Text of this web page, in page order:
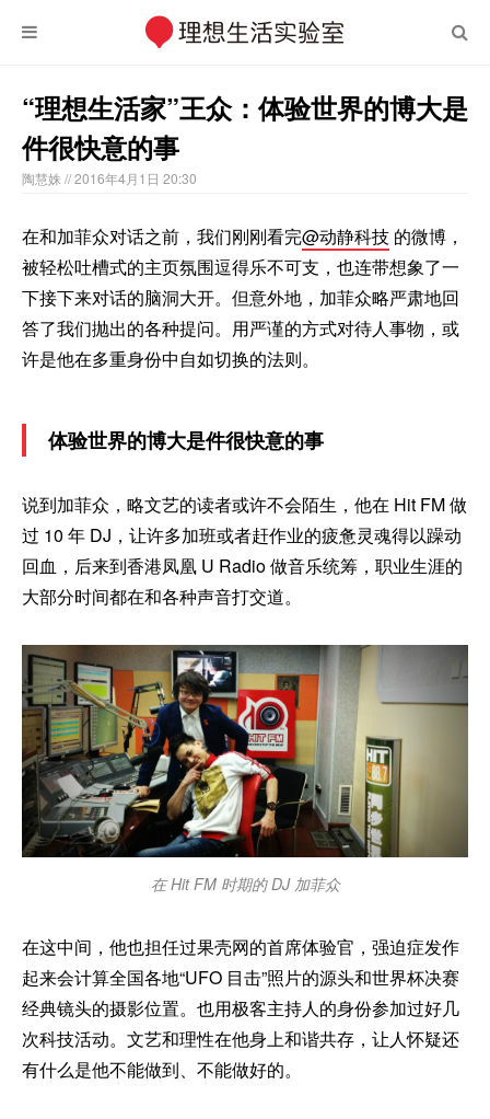
“理想生活家”王众：体验世界的博大是
件很快意的事
陶慧姝 // 2016年4月1日 20:30
在和加菲众对话之前，我们刚刚看完@动静科技 的微博，
被轻松吐槽式的主页氛围逗得乐不可支，也连带想象了一
下接下来对话的脑洞大开。但意外地，加菲众略严肃地回
答了我们抛出的各种提问。用严谨的方式对待人事物，或
许是他在多重身份中自如切换的法则。
体验世界的博大是件很快意的事
说到加菲众，略文艺的读者或许不会陌生，他在 Hit FM 做
过 10 年 DJ，让许多加班或者赶作业的疲惫灵魂得以躁动
回血，后来到香港凤凰 U Radio 做音乐统筹，职业生涯的
大部分时间都在和各种声音打交道。
在 Hit FM 时期的 DJ 加菲众
在这中间，他也担任过果壳网的首席体验官，强迫症发作
起来会计算全国各地“UFO 目击”照片的源头和世界杯决赛
经典镜头的摄影位置。也用极客主持人的身份参加过好几
次科技活动。文艺和理性在他身上和谐共存，让人怀疑还
有什么是他不能做到、不能做好的。